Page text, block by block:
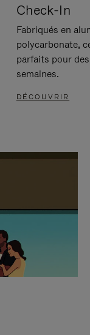
Check-In
Fabriqués en
polycarbonate,
parfaits pour
semaines.
DÉCOUVRIR